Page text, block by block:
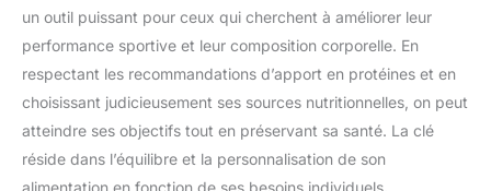
un outil puissant pour ceux qui cherchent à améliorer leur
performance sportive et leur composition corporelle. En
respectant les recommandations d’apport en protéines et en
choisissant judicieusement ses sources nutritionnelles, on peut
atteindre ses objectifs tout en préservant sa santé. La clé
réside dans l’équilibre et la personnalisation de son